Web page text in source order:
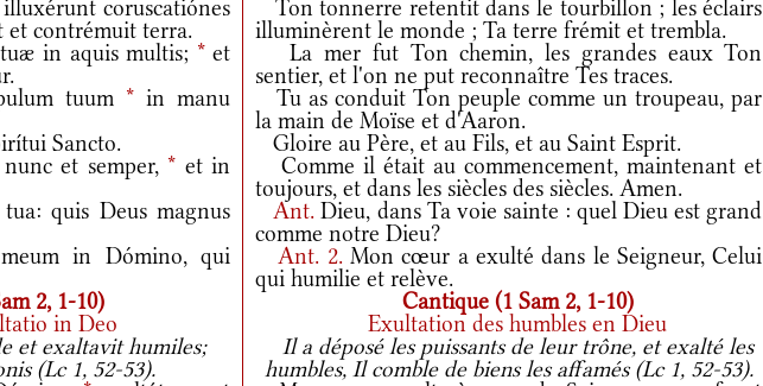
illuxérunt coruscatiónes
et contrémuit terra.
Ton tonnerre retentit dans le tourbillon ; les éclairs
illuminèrent le monde ; Ta terre frémit et trembla.
in aquis multis; *et
La mer fut Ton chemin, les grandes eaux Ton
sentier, et l'on ne put reconnaître Tes traces.
tuum * in manu
Tu as conduit Ton peuple comme un troupeau, par
la main de Moïse et d'Aaron.
Sancto.
Gloire au Père, et au Fils, et au Saint Esprit.
et semper, * et in
Comme il était au commencement, maintenant et
toujours, et dans les siècles des siècles. Amen.
quis Deus magnus
Ant.Dieu, dans Ta voie sainte : quel Dieu est grand
comme notre Dieu?
in Dómino, qui
Ant. 2. Mon cœur a exulté dans le Seigneur, Celui
qui humilie et relève.
2, 1-10)
Cantique (1 Sam 2, 1-10)
in Deo
Exultation des humbles en Dieu
et exaltavit humiles;
(Lc 1, 52-53).
Il a déposé les puissants de leur trône, et exalté les
humbles, Il comble de biens les affamés (Lc 1, 52-53).